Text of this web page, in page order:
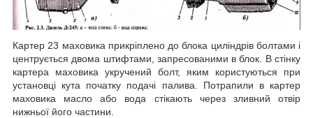
Картер 23 маховика прикріплено до блока циліндрів болтами і
центрується двома штифтами, запресованими в блок. В стінку
картера маховика укручений болт, яким користуються при
установці кута початку подачі палива. Потрапили в картер
маховика масло або вода стікають через зливний отвір
нижньої його частини.